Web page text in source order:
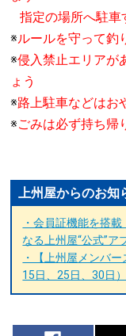
指定の場所へ駐車
※ルールを守って釣
※侵入禁止エリアが
ょう
※路上駐車などはお
※ごみは必ず持ち帰
上州屋からのお知
・会員証機能を搭
なる上州屋“公式”ア
・【上州屋メンバ
15日、25日、30日